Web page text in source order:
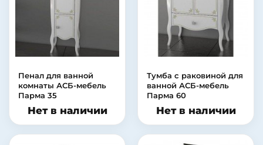
Пенал для ванной
комнаты АСБ-мебель
Парма 35
Нет в наличии
Тумба с раковиной для
ванной АСБ-мебель
Парма 60
Нет в наличии